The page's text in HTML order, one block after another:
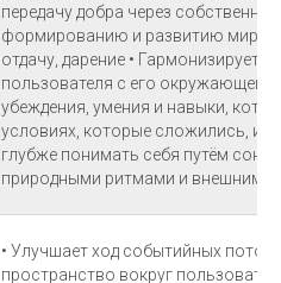
передачу добра через
формированию и развитию мира
отдачу, дарение • Гармонизирует
пользователя с его окружающей
убеждения, умения и навыки,
условиях, которые сложились, и
глубже понимать себя путём
природными ритмами и внешними
• Улучшает ход событийных
пространство вокруг